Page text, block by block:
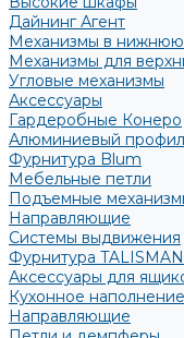
Дайнинг Агент
Механизмы в нижнюю
Механизмы для
Угловые механизмы
Аксессуары
Гардеробные Конеро
Алюминиевый
Фурнитура Blum
Мебельные петли
Подъемные
Направляющие
Системы выдвижения
Фурнитура TALISMAN
Аксессуары для
Кухонное наполнение
Направляющие